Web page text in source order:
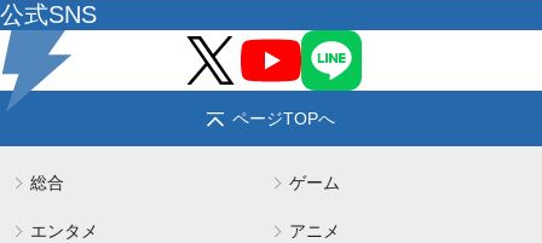
公式SNS
ページTOPへ
総合 ゲーム
エンタメ アニメ